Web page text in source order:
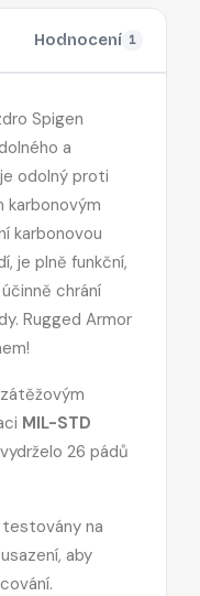
Hodnocení 1
Spigen
a
odolný proti
karbonovým
karbonovou
je plně funkční,
chrání
Rugged Armor
MIL-STD
26 pádů
na
aby